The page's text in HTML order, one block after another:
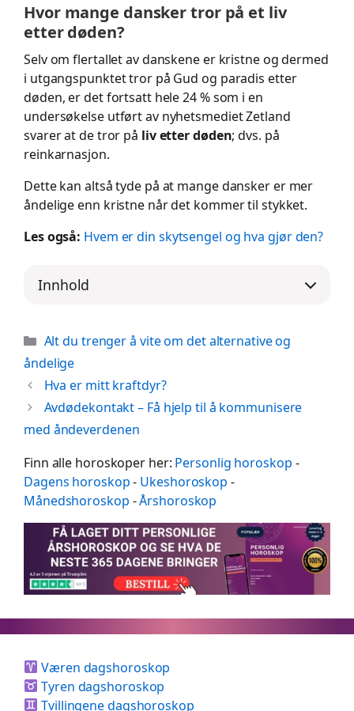
Hvor mange dansker tror på et liv
etter døden?
Selv om flertallet av danskene er kristne og dermed
i utgangspunktet tror på Gud og paradis etter
døden, er det fortsatt hele 24 % som i en
undersøkelse utført av nyhetsmediet Zetland
svarer at de tror på liv etter døden; dvs. på
reinkarnasjon.
Dette kan altså tyde på at mange dansker er mer
åndelige enn kristne når det kommer til stykket.
Les også: Hvem er din skytsengel og hva gjør den?
Innhold
Categories
Alt du trenger å vite om det alternative og
åndelige
Hva er mitt kraftdyr?
Avdødekontakt – Få hjelp til å kommunisere
med åndeverdenen
Finn alle horoskoper her: Personlig horoskop -
Dagens horoskop- Ukeshoroskop -
Månedshoroskop -Årshoroskop
Væren dagshoroskop
Tyren dagshoroskop
Tvillingene dagshoroskop